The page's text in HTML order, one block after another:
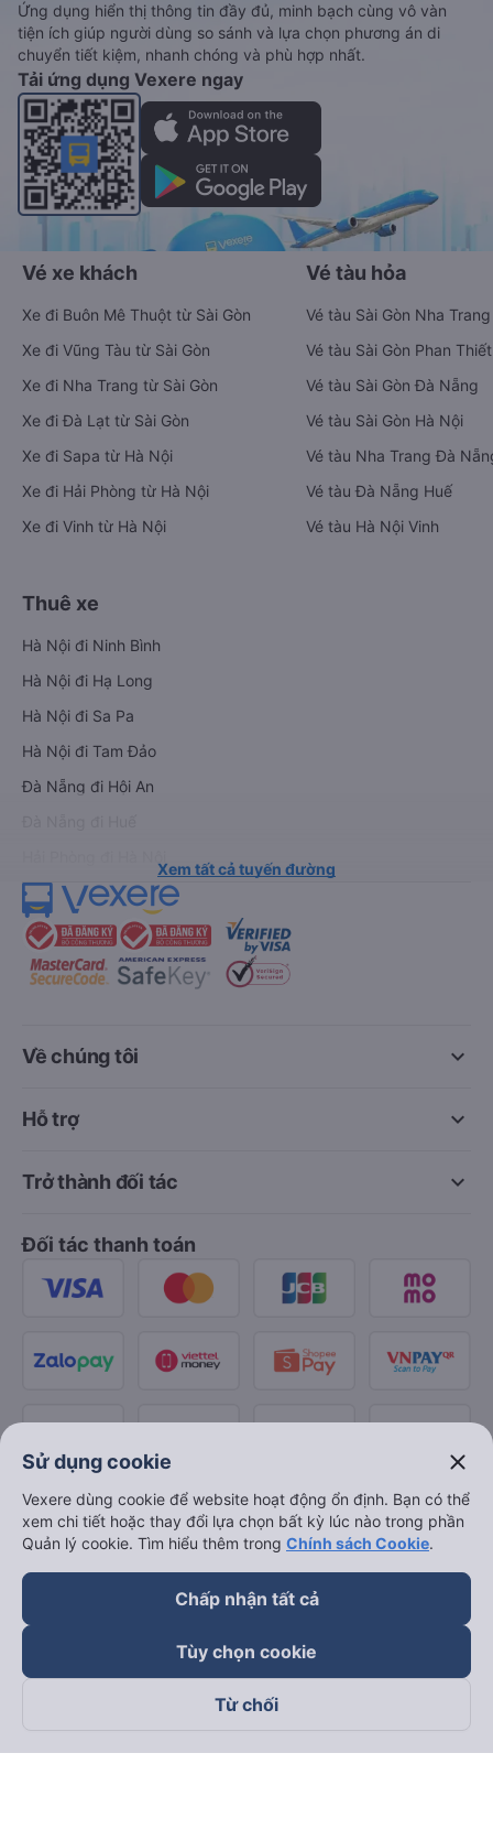
Ứng dụng hiển thị thông tin đầy đủ, minh bạch cùng vô vàn
tiện ích giúp người dùng so sánh và lựa chọn phương án di
chuyển tiết kiệm, nhanh chóng và phù hợp nhất.
Tải ứng dụng Vexere ngay
Vé xe khách
Xe đi Buôn Mê Thuột từ Sài Gòn
Xe đi Vũng Tàu từ Sài Gòn
Xe đi Nha Trang từ Sài Gòn
Xe đi Đà Lạt từ Sài Gòn
Xe đi Sapa từ Hà Nội
Xe đi Hải Phòng từ Hà Nội
Xe đi Vinh từ Hà Nội
Vé tàu hỏa
Vé tàu Sài Gòn Nha Trang
Vé tàu Sài Gòn Phan Thiết
Vé tàu Sài Gòn Đà Nẵng
Vé tàu Sài Gòn Hà Nội
Vé tàu Nha Trang Đà
Vé tàu Đà Nẵng Huế
Vé tàu Hà Nội Vinh
Thuê xe
Hà Nội đi Ninh Bình
Hà Nội đi Hạ Long
Hà Nội đi Sa Pa
Hà Nội đi Tam Đảo
Đà Nẵng đi Hội An
Xem tất cả tuyến đường
keyboard_arrow_down
Về chúng tôi
keyboard_arrow_down
Hỗ trợ
keyboard_arrow_down
Trở thành đối tác
Đối tác thanh toán
Theo dõi chúng tôi trên
Sử dụng cookie close
Vexere dùng cookie để website hoạt động ổn định. Bạn có thể
xem chi tiết hoặc thay đổi lựa chọn bất kỳ lúc nào trong phần
Quản lý cookie. Tìm hiểu thêm trong Chính sách Cookie.
Chấp nhận tất cả
Tùy chọn cookie
Từ chối